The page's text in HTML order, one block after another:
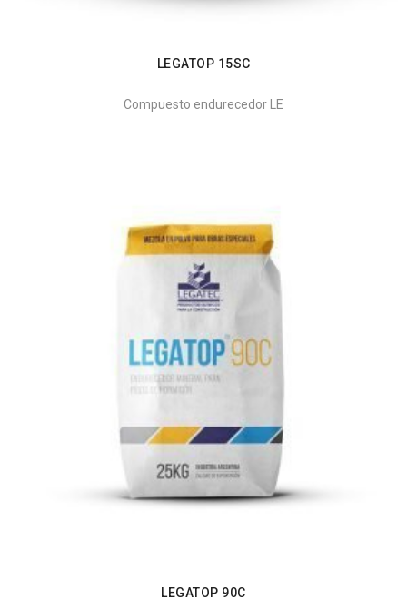
LEGATOP 15SC
Compuesto endurecedor LE
LEGATOP 90C